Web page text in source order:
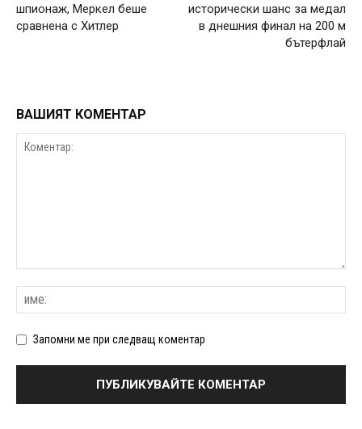
шпионаж, Меркел беше
сравнена с Хитлер
исторически шанс за медал
в днешния финал на 200 м
бътерфлай
ВАШИЯТ КОМЕНТАР
Запомни ме при следващ коментар